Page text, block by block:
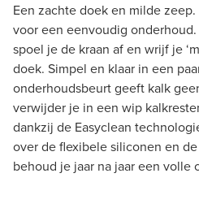
Een zachte doek en milde
voor een eenvoudig
spoel je de kraan af en wrijf je
doek. Simpel en klaar in een
onderhoudsbeurt geeft kalk
verwijder je in een wip
dankzij de Easyclean
over de flexibele siliconen en
behoud je jaar na jaar een volle